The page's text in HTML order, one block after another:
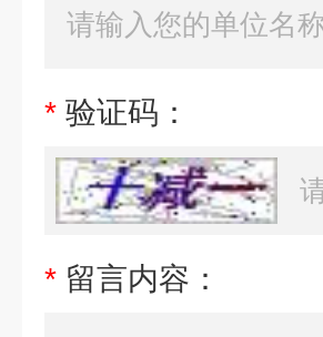
* 验证码：
* 留言内容：